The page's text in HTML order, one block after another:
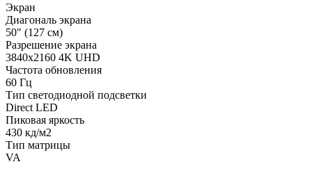
Экран
Диагональ экрана
50" (127 см)
Разрешение экрана
3840x2160 4K UHD
Частота обновления
60 Гц
Тип светодиодной подсветки
Direct LED
Пиковая яркость
430 кд/м2
Тип матрицы
VA